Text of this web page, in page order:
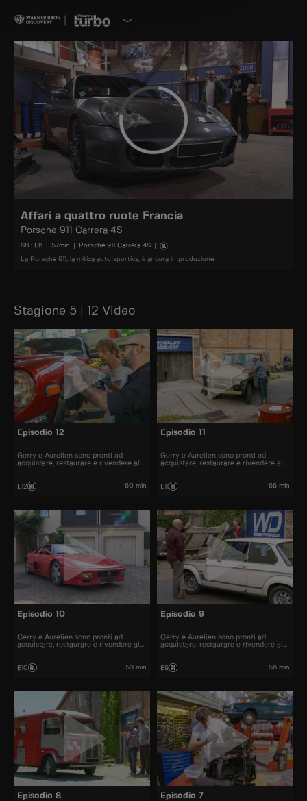
Affari a quattro ruote Francia
Porsche 911 Carrera 4S
S8 : E6 57min Porsche 911 Carrera 4S
La Porsche 911, la mitica auto sportiva, è ancora in produzione.
Stagione 5 | 12 Video
Episodio 12
Gerry e Aurelien sono pronti ad
acquistare, restaurare e rivendere al
E12 50 min
Episodio 11
Gerry e Aurelien sono pronti ad
acquistare, restaurare e rivendere al
E11 55 min
Episodio 10
Gerry e Aurelien sono pronti ad
acquistare, restaurare e rivendere al
E10 53 min
Episodio 9
Gerry e Aurelien sono pronti ad
acquistare, restaurare e rivendere al
E9 56 min
Episodio 8 Episodio 7